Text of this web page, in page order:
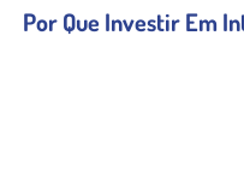
Por Que Investir Em